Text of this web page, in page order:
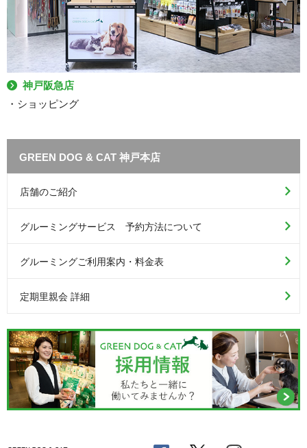
神戸阪急店
・ショッピング
GREEN DOG & CAT 神戸本店
店舗のご紹介
グルーミングサービス 予約方法について
グルーミングご利用案内・料金表
定期里親会 詳細